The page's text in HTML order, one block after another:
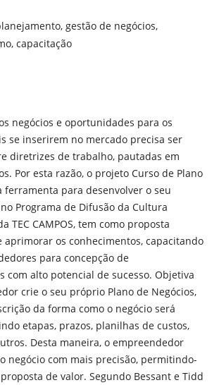
gestão de negócios,
capacitação
negócios e oportunidades para os
se inserirem no mercado precisa ser
diretrizes de trabalho, pautadas em
Por esta razão, o projeto Curso de Plano
ferramenta para desenvolver o seu
Programa de Difusão da Cultura
TEC CAMPOS, tem como proposta
aprimorar os conhecimentos, capacitando
para concepção de
com alto potencial de sucesso. Objetiva
crie o seu próprio Plano de Negócios,
da forma como o negócio será
etapas, prazos, planilhas de custos,
Desta maneira, o empreendedor
negócio com mais precisão, permitindo-
de valor. Segundo Bessant e Tidd